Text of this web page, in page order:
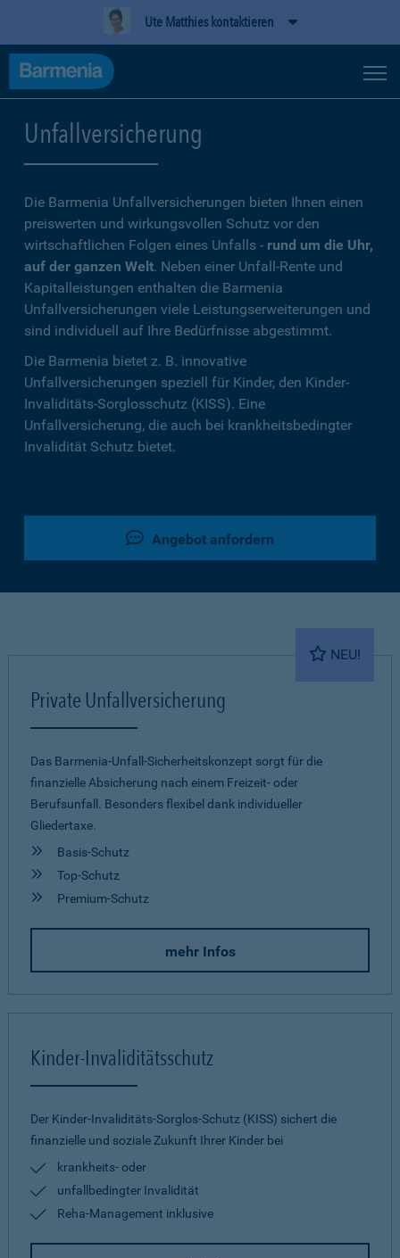
Ute Matthies kontaktieren
Unfallversicherung
Die Barmenia Unfallversicherungen bieten Ihnen einen
preiswerten und wirkungsvollen Schutz vor den
wirtschaftlichen Folgen eines Unfalls - rund um die Uhr,
auf der ganzen Welt. Neben einer Unfall-Rente und
Kapitalleistungen enthalten die Barmenia
Unfallversicherungen viele Leistungserweiterungen und
sind individuell auf Ihre Bedürfnisse abgestimmt.
Die Barmenia bietet z. B. innovative
Unfallversicherungen speziell für Kinder, den Kinder-
Invaliditäts-Sorglosschutz (KISS). Eine
Unfallversicherung, die auch bei krankheitsbedingter
Invalidität Schutz bietet.
Angebot anfordern
NEU!
Private Unfallversicherung
Das Barmenia-Unfall-Sicherheitskonzept sorgt für die
finanzielle Absicherung nach einem Freizeit- oder
Berufsunfall. Besonders flexibel dank individueller
Gliedertaxe.
Basis-Schutz
Top-Schutz
Premium-Schutz
mehr Infos
Kinder-Invaliditätsschutz
Der Kinder-Invaliditäts-Sorglos-Schutz (KISS) sichert die
finanzielle und soziale Zukunft Ihrer Kinder bei
krankheits- oder
unfallbedingter Invalidität
Reha-Management inklusive